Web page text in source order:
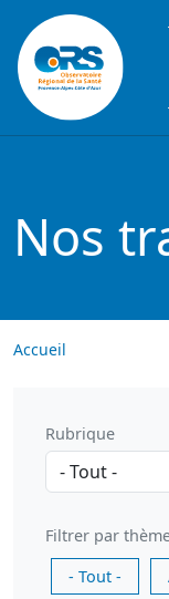
Aller au contenu
Nos
Accueil
Rubrique
Filtrer par
- Tout -